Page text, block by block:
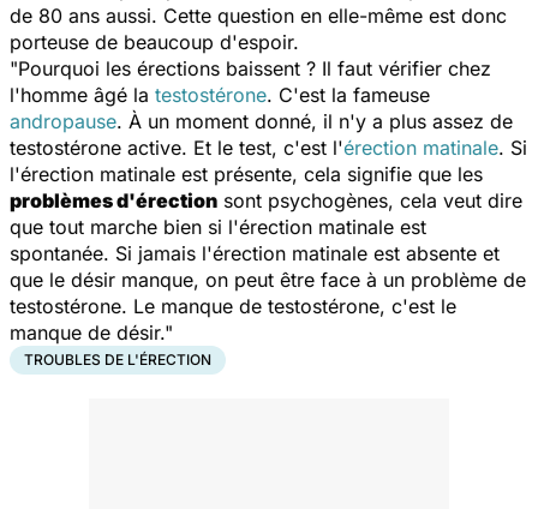
de 80 ans aussi. Cette question en elle-même est donc
porteuse de beaucoup d'espoir.
"Pourquoi les érections baissent ? Il faut vérifier chez
l'homme âgé la testostérone. C'est la fameuse
andropause. À un moment donné, il n'y a plus assez de
testostérone active. Et le test, c'est l'érection matinale. Si
l'érection matinale est présente, cela signifie que les
problèmes d'érection sont psychogènes, cela veut dire
que tout marche bien si l'érection matinale est
spontanée. Si jamais l'érection matinale est absente et
que le désir manque, on peut être face à un problème de
testostérone. Le manque de testostérone, c'est le
manque de désir."
TROUBLES DE L'ÉRECTION